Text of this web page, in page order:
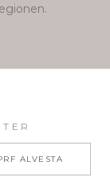
ALVESTA